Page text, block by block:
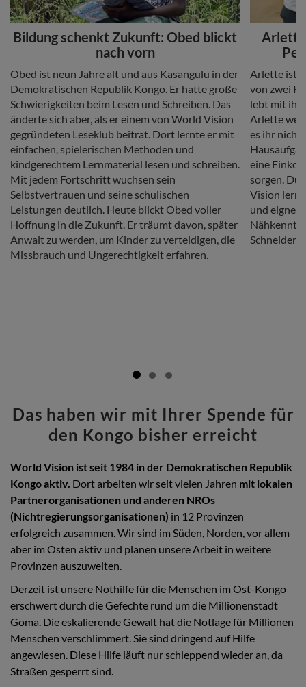
Headline
Bildung schenkt Zukunft: Obed blickt
nach vorn
Copy
Obed ist neun Jahre alt und aus Kasangulu in der
Demokratischen Republik Kongo. Er hatte große
Schwierigkeiten beim Lesen und Schreiben. Das
änderte sich aber, als er einem von World Vision
gegründeten Leseklub beitrat. Dort lernte er mit
einfachen, spielerischen Methoden und
kindgerechtem Lernmaterial lesen und schreiben.
Mit jedem Fortschritt wuchsen sein
Selbstvertrauen und seine schulischen
Leistungen deutlich. Heute blickt Obed voller
Hoffnung in die Zukunft. Er träumt davon, später
Anwalt zu werden, um Kinder zu verteidigen, die
Missbrauch und Ungerechtigkeit erfahren.
Headline
Arlette
Copy
Arlette ist
von zwei
lebt mit
Arlette
es ihr nicht
eine
sorgen.
Vision
und
Das haben wir mit Ihrer Spende für
den Kongo bisher erreicht
World Vision ist seit 1984 in der Demokratischen Republik
Kongo aktiv. Dort arbeiten wir seit vielen Jahren mit lokalen
Partnerorganisationen und anderen NROs
(Nichtregierungsorganisationen) in 12 Provinzen
erfolgreich zusammen. Wir sind im Süden, Norden, vor allem
aber im Osten aktiv und planen unsere Arbeit in weitere
Provinzen auszuweiten.
Derzeit ist unsere Nothilfe für die Menschen im Ost-Kongo
erschwert durch die Gefechte rund um die Millionenstadt
Goma. Die eskalierende Gewalt hat die Notlage für Millionen
Menschen verschlimmert. Sie sind dringend auf Hilfe
angewiesen. Diese Hilfe läuft nur schleppend wieder an, da
Straßen gesperrt sind.